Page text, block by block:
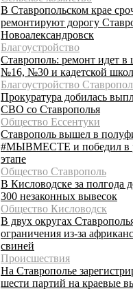
В Ставропольском крае
ремонтируют дорогу
Новоалександровск
Благоустройство
Ставрополь: ремонт идет
№16, №30 и кадетской
Благоустройство
Прокуратура добилась
СВО со Ставрополья
Общество Ессентуки
Ставрополь вышел в
#МЫВМЕСТЕ и победил в
этапе
Общество Ставрополь
В Кисловодске за полгода
300 незаконных вывесок
Общество Кисловодск
В двух округах
ограничения из-за
свиней
Происшествия
На Ставрополье
шести партий на краевые